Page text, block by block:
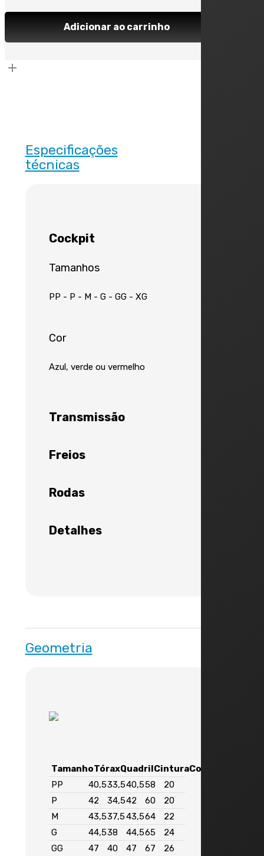
Adicionar ao carrinho
Especificações
técnicas
Cockpit
Tamanhos
PP - P - M - G - GG - XG
Cor
Azul, verde ou vermelho
Transmissão
Freios
Rodas
Detalhes
Geometria
TamanhoTóraxQuadril CinturaCostas
PP
40,533,540,558
20
P
42 34,542 60
20
M
43,537,543,564
22
G
44,538 44,565
24
GG
47 40 47 67 26